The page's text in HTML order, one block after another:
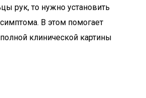
рук, то нужно установить
В этом помогает
клинической картины